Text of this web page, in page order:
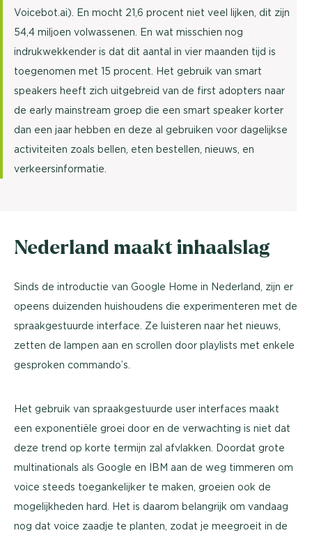
Voicebot.ai). En mocht 21,6 procent niet veel lijken, dit zijn
54,4 miljoen volwassenen. En wat misschien nog
indrukwekkender is dat dit aantal in vier maanden tijd is
toegenomen met 15 procent. Het gebruik van smart
speakers heeft zich uitgebreid van de first adopters naar
de early mainstream groep die een smart speaker korter
dan een jaar hebben en deze al gebruiken voor dagelijkse
activiteiten zoals bellen, eten bestellen, nieuws, en
verkeersinformatie.
Nederland maakt inhaalslag
Sinds de introductie van Google Home in Nederland, zijn er
opeens duizenden huishoudens die experimenteren met de
spraakgestuurde interface. Ze luisteren naar het nieuws,
zetten de lampen aan en scrollen door playlists met enkele
gesproken commando’s.
Het gebruik van spraakgestuurde user interfaces maakt
een exponentiële groei door en de verwachting is niet dat
deze trend op korte termijn zal afvlakken. Doordat grote
multinationals als Google en IBM aan de weg timmeren om
voice steeds toegankelijker te maken, groeien ook de
mogelijkheden hard. Het is daarom belangrijk om vandaag
nog dat voice zaadje te planten, zodat je meegroeit in de